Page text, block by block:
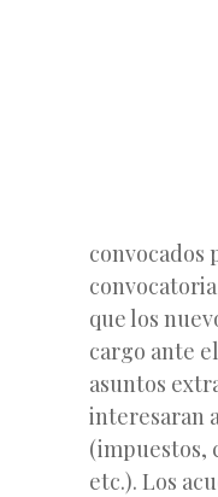
convocados
que los
cargo ante
asuntos
interesaran
(impuestos,
etc.). Los